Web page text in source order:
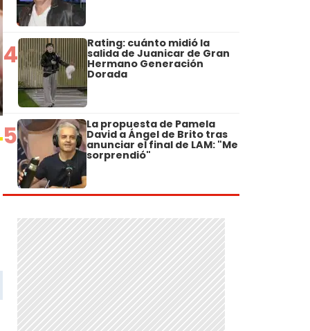
4 Rating: cuánto midió la
salida de Juanicar de Gran
Hermano Generación
Dorada
5 La propuesta de Pamela
David a Ángel de Brito tras
anunciar el final de LAM: "Me
sorprendió"